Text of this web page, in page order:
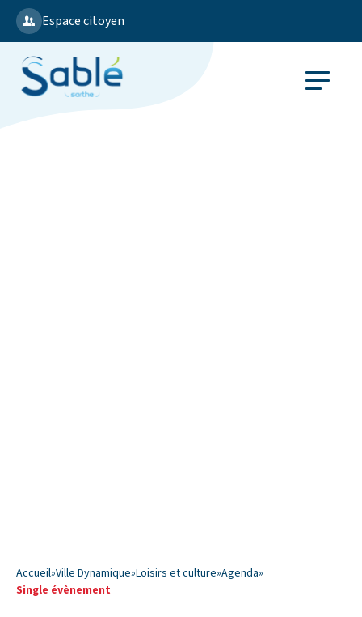
Espace citoyen
Accueil»Ville Dynamique»Loisirs et culture»Agenda»
Single évènement